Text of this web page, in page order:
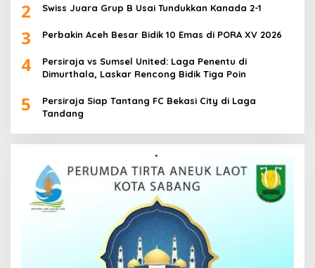
2 Swiss Juara Grup B Usai Tundukkan Kanada 2-1
3 Perbakin Aceh Besar Bidik 10 Emas di PORA XV 2026
4
Persiraja vs Sumsel United: Laga Penentu di
Dimurthala, Laskar Rencong Bidik Tiga Poin
5
Persiraja Siap Tantang FC Bekasi City di Laga
Tandang